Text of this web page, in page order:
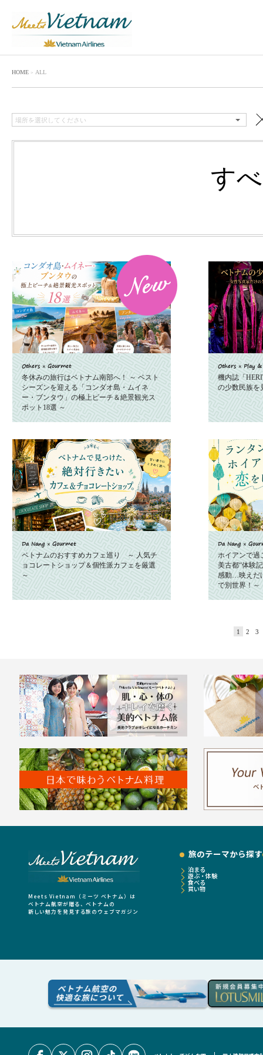
HOME ALL
す
Others × Gourmet
冬休みの旅行はベトナム南部へ！ ～ ベスト
シーズンを迎える「コンダオ島・ムイネ
ー・ブンタウ」の極上ビーチ＆絶景観光ス
ポット18選 ～
Others × Play
機内誌「
の少数民族を
Da Nang × Gourmet
ベトナムのおすすめカフェ巡り ～ 人気チ
ョコレートショップ＆個性派カフェを厳選
～
Da Nang ×
ホイアンで過
美古都“体験
感動…映えだ
で別世界！～
1 2 3
Meets Vietnam（ミーツ ベトナム）は
ベトナム航空が贈る、ベトナムの
新しい魅力を発見する旅のウェブマガジン
旅のテーマから探す
泊まる
遊ぶ・体験
食べる
買い物